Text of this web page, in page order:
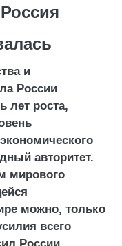
и
России
лет роста,
авторитет.
мирового
можно, только
всего